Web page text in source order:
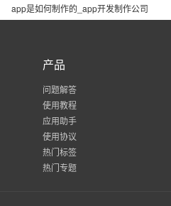
app是如何制作的_app开发制作公司
产品
问题解答
使用教程
应用助手
使用协议
热门标签
热门专题